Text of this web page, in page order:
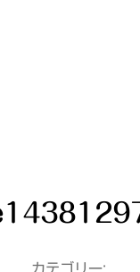
カテゴリー: